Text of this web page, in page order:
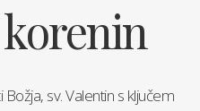
sv. Valentin s ključem